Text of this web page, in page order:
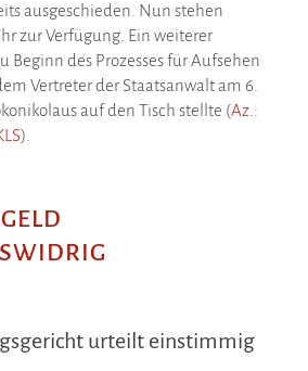
ausgeschieden. Nun stehen
zur Verfügung. Ein weiterer
Beginn des Prozesses für Aufsehen
Vertreter der Staatsanwalt am 6.
auf den Tisch stellte (Az.:
).
urteilt einstimmig